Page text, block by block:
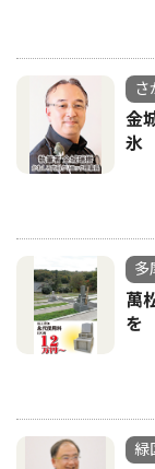
さ
金
氷
多
萬
を
緑